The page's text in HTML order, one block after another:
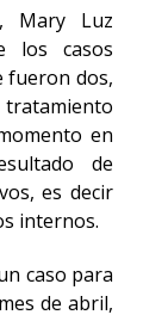
Mary Luz
los casos
fueron dos,
en
de
es decir
internos.
caso para
de abril,